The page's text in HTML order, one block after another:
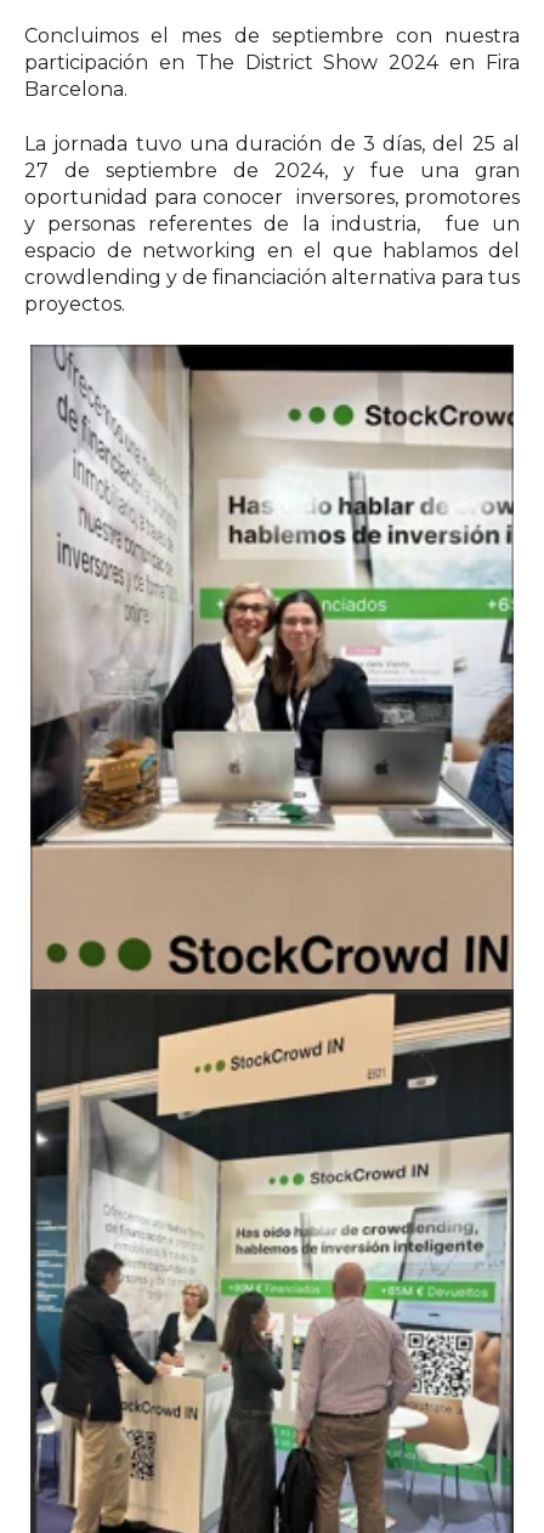
Concluimos el mes de septiembre con nuestra
participación en The District Show 2024 en Fira
Barcelona.
La jornada tuvo una duración de 3 días, del 25 al
27 de septiembre de 2024, y fue una gran
oportunidad para conocer inversores, promotores
y personas referentes de la industria, fue un
espacio de networking en el que hablamos del
crowdlending y de financiación alternativa para tus
proyectos.